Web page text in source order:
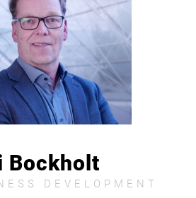
Bockholt
DEVELOPMENT